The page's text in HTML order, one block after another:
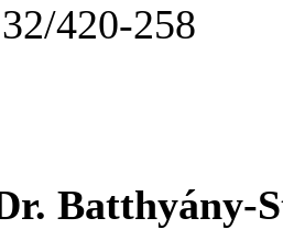
420-258
Batthyány-